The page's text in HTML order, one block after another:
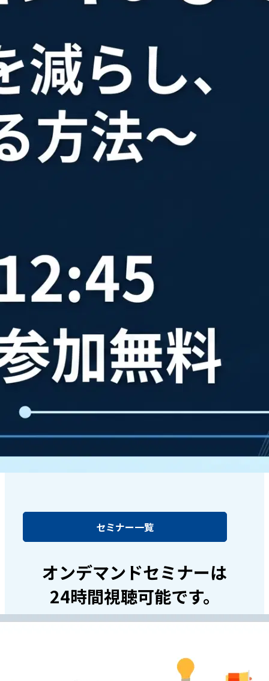
セミナー一覧
オンデマンドセミナーは
24時間視聴可能です。